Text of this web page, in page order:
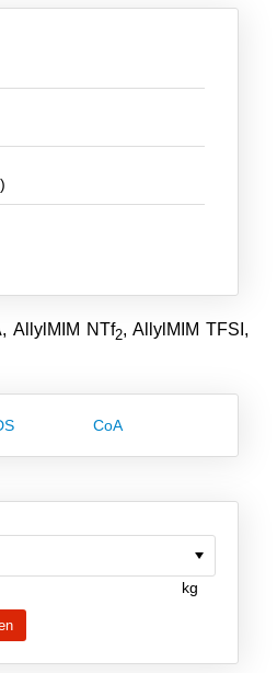
Flüssigkeiten
AllylMIM NTf2, AllylMIM TFSI,
CoA
kg